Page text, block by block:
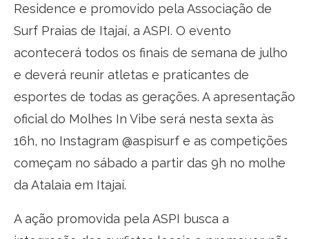
Residence e promovido pela Associação de
Surf Praias de Itajaí, a ASPI. O evento
acontecerá todos os finais de semana de julho
e deverá reunir atletas e praticantes de
esportes de todas as gerações. A apresentação
oficial do Molhes In Vibe será nesta sexta às
16h, no Instagram @aspisurf e as competições
começam no sábado a partir das 9h no molhe
da Atalaia em Itajaí.
A ação promovida pela ASPI busca a